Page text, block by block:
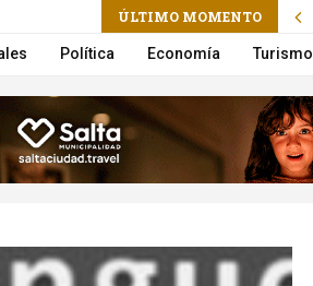
ÚLTIMO MOMENTO
un choque en Cerrillos
Política Economía Turismo